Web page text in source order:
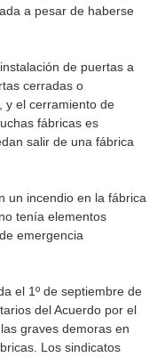
a pesar de haberse
de puertas a
cerradas o
y el cerramiento de
fábricas es
salir de una fábrica
un incendio en la fábrica
tenía elementos
emergencia
el 1º de septiembre de
del Acuerdo por el
graves demoras en
Los sindicatos